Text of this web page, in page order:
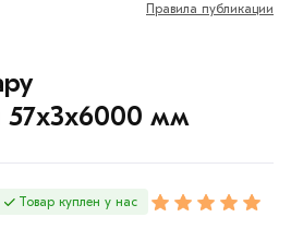
57х3х6000 мм
Товар куплен у нас
Правила публикации